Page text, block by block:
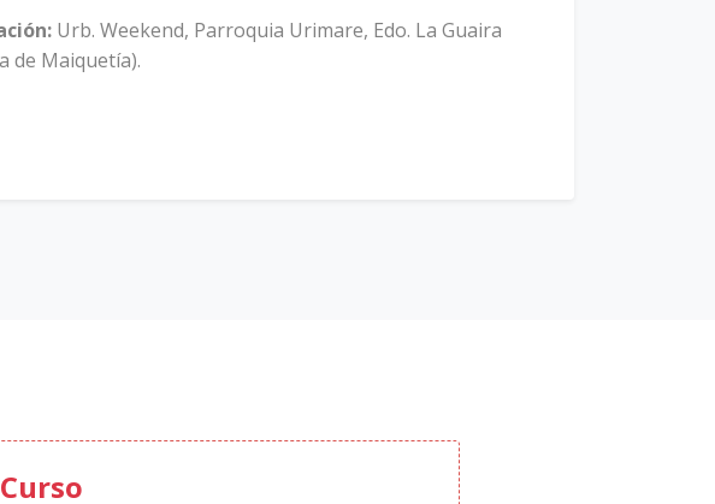
Urb. Weekend, Parroquia Urimare, Edo. La Guaira
de Maiquetía).